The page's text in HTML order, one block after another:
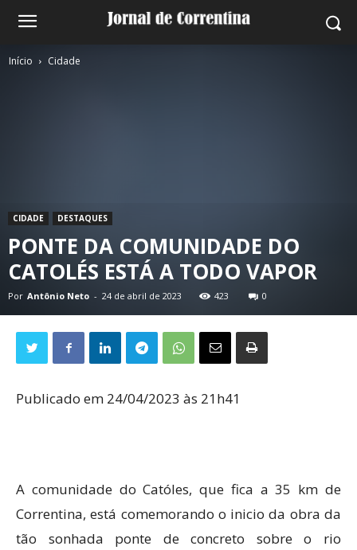
Início Cidade
CIDADE DESTAQUES
PONTE DA COMUNIDADE DO
CATOLÉS ESTÁ A TODO VAPOR
Por Antônio Neto - 24 de abril de 2023 423 0
Publicado em 24/04/2023 às 21h41
A comunidade do Católes, que fica a 35 km de
Correntina, está comemorando o inicio da obra da
tão sonhada ponte de concreto sobre o rio